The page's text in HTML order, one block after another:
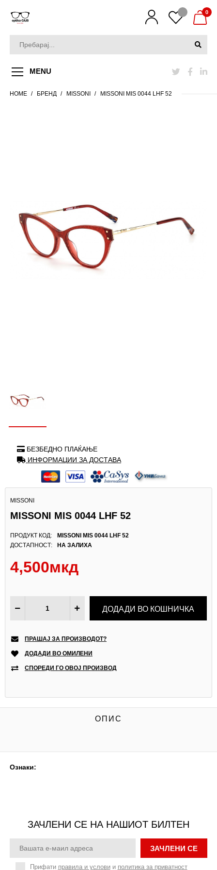
0
MENU
HOME БРЕНД MISSONI MISSONI MIS 0044 LHF 52
БЕЗБЕДНО ПЛАЌАЊЕ
ИНФОРМАЦИИ ЗА ДОСТАВА
MISSONI
MISSONI MIS 0044 LHF 52
ПРОДУКТ КОД:
ДОСТАПНОСТ:
MISSONI MIS 0044 LHF 52
НА ЗАЛИХА
4,500мкд
ПРАШАЈ ЗА ПРОИЗВОДОТ?
ДОДАДИ ВО ОМИЛЕНИ
СПОРЕДИ ГО ОВОЈ ПРОИЗВОД
ОПИС
Ознаки:
ЗАЧЛЕНИ СЕ НА НАШИОТ БИЛТЕН
ЗАЧЛЕНИ СЕ
Прифати правила и условии политика за приватност